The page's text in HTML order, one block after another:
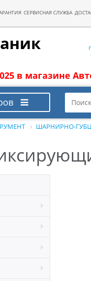
СЕРВИСНАЯ СЛУЖБА
в магазине
ШАРНИРНО-